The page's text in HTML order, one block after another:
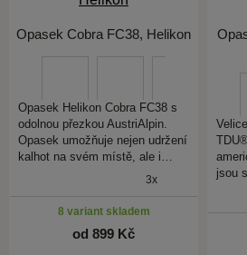
Opasek Cobra FC38, Helikon
Opasek Helikon Cobra FC38 s
odolnou přezkou AustriAlpin.
Opasek umožňuje nejen udržení
kalhot na svém místě, ale i…
3x
8 variant skladem
od 899 Kč
jsou